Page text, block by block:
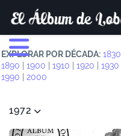
EXPLORAR POR DÉCADA: 1830
1890
1900 1910 1920 1930
1990
2000
1972